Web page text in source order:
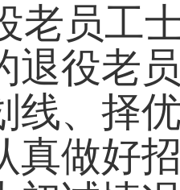
老员工
退役老
线、择
真做好